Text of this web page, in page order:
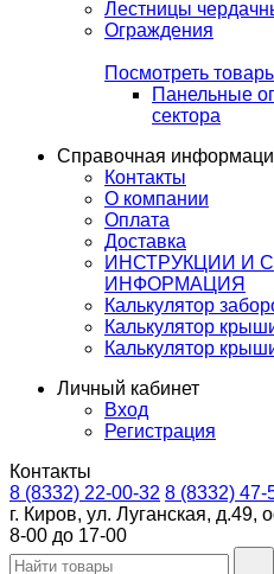
Лестницы
Ограждения
Посмотреть
Панельные
сектора
Справочная
Контакты
О компании
Оплата
Доставка
ИНСТРУКЦИИ И
ИНФОРМАЦИЯ
Калькулятор
Калькулятор
Калькулятор
Личный кабинет
Вход
Регистрация
Контакты
8 (8332) 22-00-32 8 (8332) 47-
г. Киров, ул. Луганская, д.49,
8-00 до 17-00